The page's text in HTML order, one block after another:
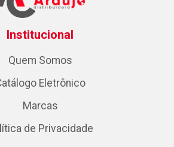
Institucional
Quem Somos
Eletrônico
Marcas
de Privacidade